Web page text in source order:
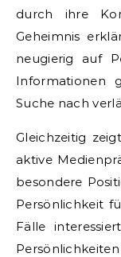
durch ihre
Geheimnis
neugierig auf
Informationen
Suche nach
Gleichzeitig
aktive
besondere
Persönlichkeit
Fälle